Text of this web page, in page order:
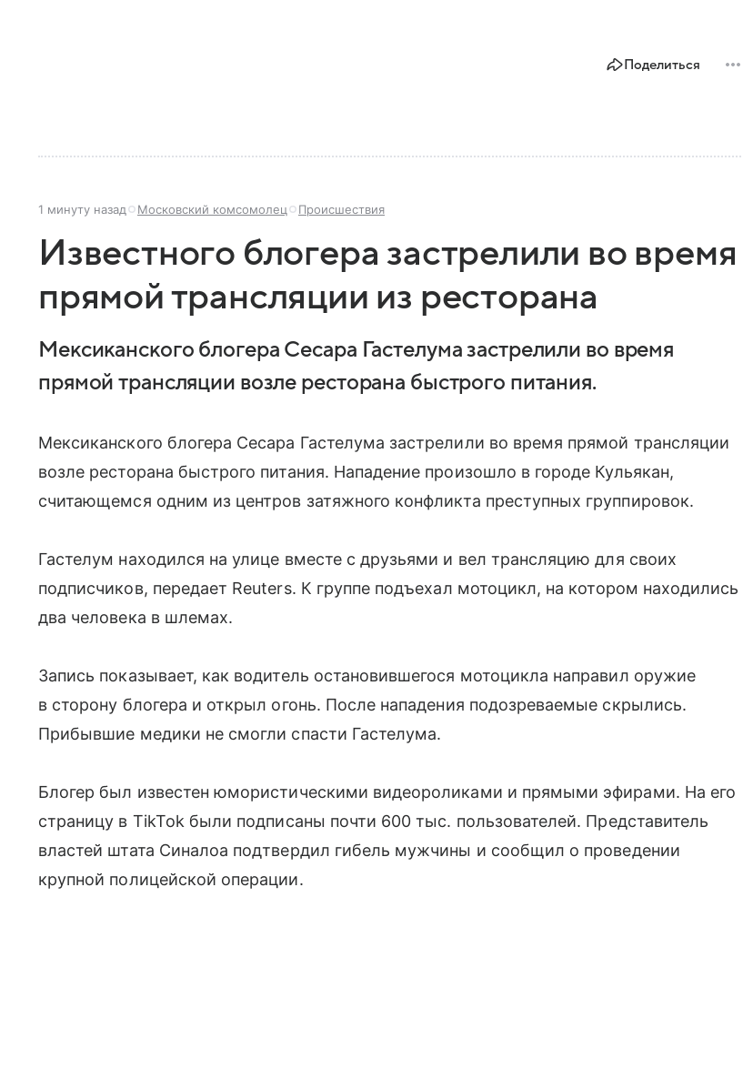
Поделиться
1 минуту назад Московский комсомолец Происшествия
Известного блогера застрелили во время
прямой трансляции из ресторана
Мексиканского блогера Сесара Гастелума застрелили во время
прямой трансляции возле ресторана быстрого питания.
Мексиканского блогера Сесара Гастелума застрелили во время прямой трансляции
возле ресторана быстрого питания. Нападение произошло в городе Кульякан,
считающемся одним из центров затяжного конфликта преступных группировок.
Гастелум находился на улице вместе с друзьями и вел трансляцию для своих
подписчиков, передает Reuters. К группе подъехал мотоцикл, на котором находились
два человека в шлемах.
Запись показывает, как водитель остановившегося мотоцикла направил оружие
в сторону блогера и открыл огонь. После нападения подозреваемые скрылись.
Прибывшие медики не смогли спасти Гастелума.
Блогер был известен юмористическими видеороликами и прямыми эфирами. На его
страницу в TikTok были подписаны почти 600 тыс. пользователей. Представитель
властей штата Синалоа подтвердил гибель мужчины и сообщил о проведении
крупной полицейской операции.